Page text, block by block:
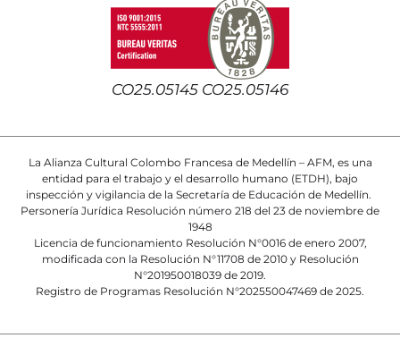
CO25.05145 CO25.05146
La Alianza Cultural Colombo Francesa de Medellín – AFM, es una
entidad para el trabajo y el desarrollo humano (ETDH), bajo
inspección y vigilancia de la Secretaría de Educación de Medellín.
Personería Jurídica Resolución número 218 del 23 de noviembre de
1948
Licencia de funcionamiento Resolución N°0016 de enero 2007,
modificada con la Resolución N°11708 de 2010 y Resolución
N°201950018039 de 2019.
Registro de Programas Resolución N°202550047469 de 2025.